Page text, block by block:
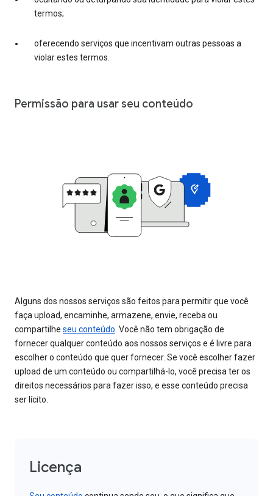
termos;
oferecendo serviços que incentivam outras pessoas a
violar estes termos.
Permissão para usar seu conteúdo
Alguns dos nossos serviços são feitos para permitir que você
faça upload, encaminhe, armazene, envie, receba ou
compartilhe seu conteúdo. Você não tem obrigação de
fornecer qualquer conteúdo aos nossos serviços e é livre para
escolher o conteúdo que quer fornecer. Se você escolher fazer
upload de um conteúdo ou compartilhá-lo, você precisa ter os
direitos necessários para fazer isso, e esse conteúdo precisa
ser lícito.
Licença